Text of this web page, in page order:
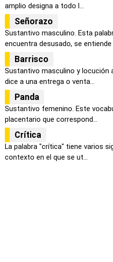
amplio designa a todo l...
Señorazo
Sustantivo masculino. Esta
encuentra desusado, se entiende
Barrisco
Sustantivo masculino y locución
dice a una entrega o venta...
Panda
Sustantivo femenino. Este
placentario que correspond...
Crítica
La palabra "crítica" tiene varios
contexto en el que se ut...